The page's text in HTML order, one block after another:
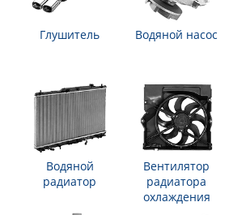
Глушитель Водяной насос
Водяной
радиатор
Вентилятор
радиатора
охлаждения